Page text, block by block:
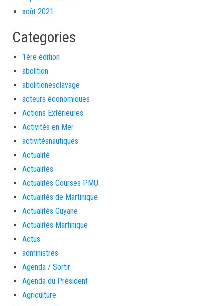
août 2021
Categories
1ère édition
abolition
abolitionesclavage
acteurs économiques
Actions Extérieures
Activités en Mer
activitésnautiques
Actualité
Actualités
Actualités Courses PMU
Actualités de Martinique
Actualités Guyane
Actualités Martinique
Actus
administrés
Agenda / Sortir
Agenda du Président
Agriculture